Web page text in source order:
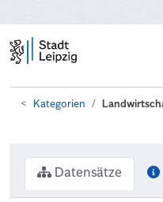
Kategorien
Datensätze